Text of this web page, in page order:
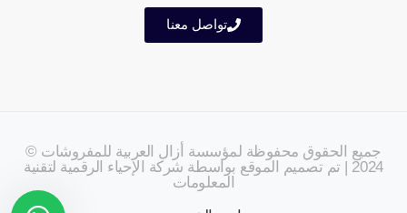
تواصل معنا
جميع الحقوق محفوظة لمؤسسة أزال العربية للمفروشات ©
2024 | تم تصميم الموقع بواسطة شركة الإحياء الرقمية لتقنية
المعلومات